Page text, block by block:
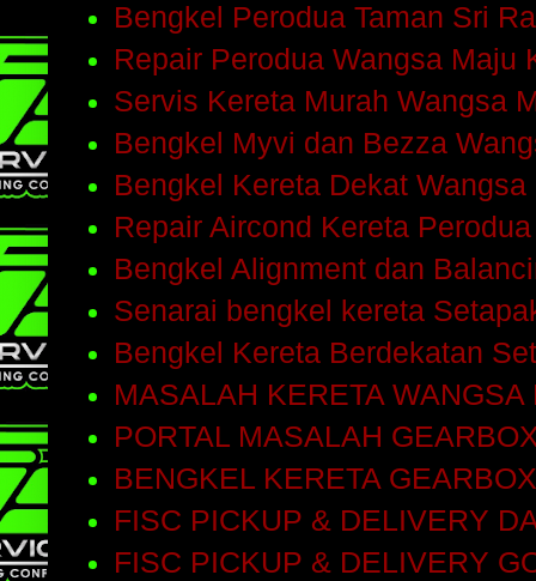
Bengkel Perodua Taman Sri
Repair Perodua Wangsa Maju
Servis Kereta Murah Wangsa
Bengkel Myvi dan Bezza
Bengkel Kereta Dekat Wangsa
Repair Aircond Kereta
Bengkel Alignment dan
Senarai bengkel kereta
Bengkel Kereta Berdekatan
MASALAH KERETA WANGSA
PORTAL MASALAH
BENGKEL KERETA
FISC PICKUP & DELIVERY
FISC PICKUP & DELIVERY